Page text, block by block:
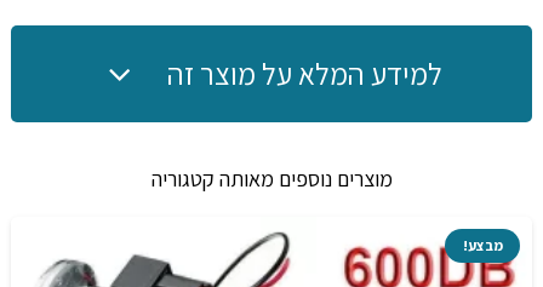
למידע המלא על מוצר זה
מוצרים נוספים מאותה קטגוריה
מבצע!